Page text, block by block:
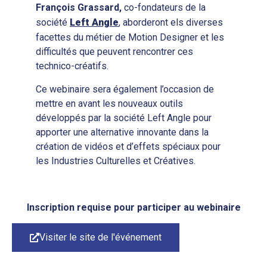
François Grassard, co-fondateurs de la
société Left Angle, aborderont els diverses
facettes du métier de Motion Designer et les
difficultés que peuvent rencontrer ces
technico-créatifs.
Ce webinaire sera également l’occasion de
mettre en avant les nouveaux outils
développés par la société Left Angle pour
apporter une alternative innovante dans la
création de vidéos et d’effets spéciaux pour
les Industries Culturelles et Créatives.
Inscription requise pour participer au webinaire
Visiter le site de l'événement